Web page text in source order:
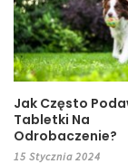
Jak Często
Tabletki Na
Odrobaczenie?
15 Stycznia 2024